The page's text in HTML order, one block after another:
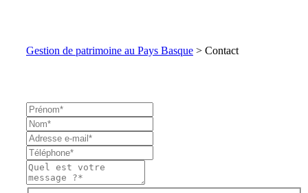
Gestion de patrimoine au Pays Basque > Contact